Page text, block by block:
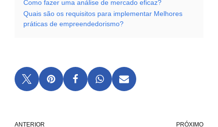
Como fazer uma análise de mercado eficaz?
Quais são os requisitos para implementar Melhores
práticas de empreendedorismo?
ANTERIOR PRÓXIMO